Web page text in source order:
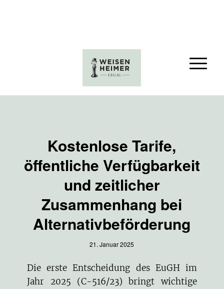
Kostenlose Tarife,
öffentliche Verfügbarkeit
und zeitlicher
Zusammenhang bei
Alternativbeförderung
21. Januar 2025
Die erste Entscheidung des EuGH im
Jahr 2025 (C-516/23) bringt wichtige